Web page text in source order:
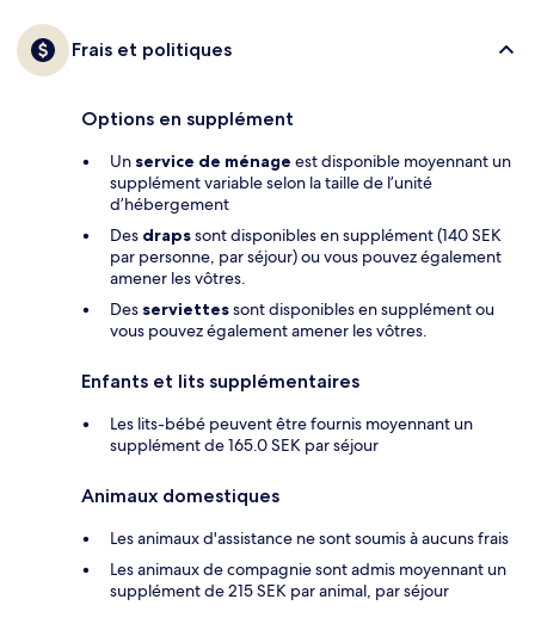
Frais et politiques
Options en supplément
Un service de ménage est disponible moyennant un
supplément variable selon la taille de l’unité
d’hébergement
Des drapssont disponibles en supplément (140 SEK
par personne, par séjour) ou vous pouvez également
amener les vôtres.
Des serviettessont disponibles en supplément ou
vous pouvez également amener les vôtres.
Enfants et lits supplémentaires
Les lits-bébé peuvent être fournis moyennant un
supplément de 165.0 SEK par séjour
Animaux domestiques
Les animaux d'assistance ne sont soumis à aucuns frais
Les animaux de compagnie sont admis moyennant un
supplément de 215 SEK par animal, par séjour